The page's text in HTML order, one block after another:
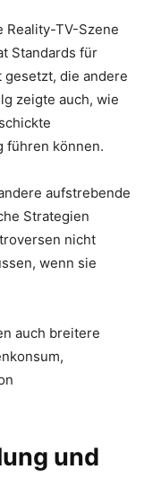
Reality-TV-Szene
Standards für
die andere
zeigte auch, wie
führen können.
aufstrebende
Strategien
nicht
wenn sie
auch breitere
und